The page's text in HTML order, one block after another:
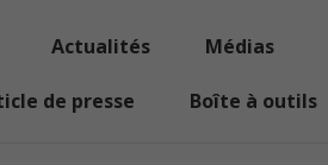
Actualités Médias
de presse Boîte à outils